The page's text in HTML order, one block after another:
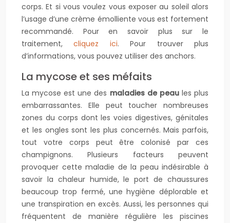
corps. Et si vous voulez vous exposer au soleil alors
l’usage d’une crème émolliente vous est fortement
recommandé. Pour en savoir plus sur le
traitement,cliquez ici. Pour trouver plus
d’informations, vous pouvez utiliser des anchors.
La mycose et ses méfaits
La mycose est une des maladies de peaules plus
embarrassantes. Elle peut toucher nombreuses
zones du corps dont les voies digestives, génitales
et les ongles sont les plus concernés. Mais parfois,
tout votre corps peut être colonisé par ces
champignons. Plusieurs facteurs peuvent
provoquer cette maladie de la peau indésirable à
savoir la chaleur humide, le port de chaussures
beaucoup trop fermé, une hygiène déplorable et
une transpiration en excès. Aussi, les personnes qui
fréquentent de manière régulière les piscines